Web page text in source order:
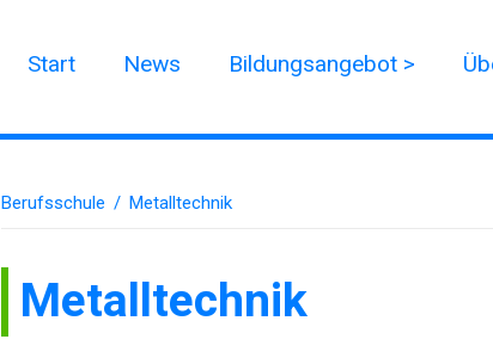
Start News Bildungsangebot >
Berufsschule / Metalltechnik
Metalltechnik